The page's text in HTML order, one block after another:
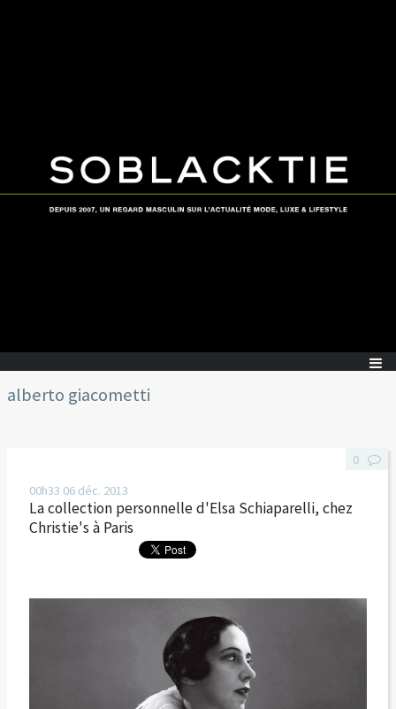
alberto giacometti
00h33 06 déc. 2013
La collection personnelle d'Elsa Schiaparelli, chez
Christie's à Paris
0